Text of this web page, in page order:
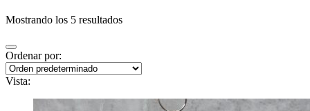
Mostrando los 5 resultados
Ordenar por:
Vista: